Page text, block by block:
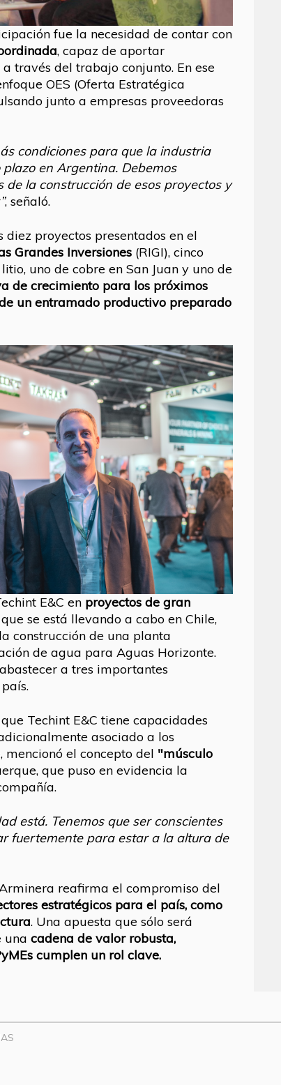
fue la necesidad de contar con
, capaz de aportar
través del trabajo conjunto. En ese
OES (Oferta Estratégica
junto a empresas proveedoras
condiciones para que la industria
en Argentina. Debemos
la construcción de esos proyectos y
, señaló.
proyectos presentados en el
Grandes Inversiones (RIGI), cinco
uno de cobre en San Juan y uno de
de crecimiento para los próximos
un entramado productivo preparado
E&C en proyectos de gran
se está llevando a cabo en Chile,
construcción de una planta
de agua para Aguas Horizonte.
a tres importantes
Techint E&C tiene capacidades
asociado a los
mencionó el concepto del "músculo
que puso en evidencia la
está. Tenemos que ser conscientes
fuertemente para estar a la altura de
reafirma el compromiso del
estratégicos para el país, como
. Una apuesta que sólo será
una cadena de valor robusta,
cumplen un rol clave.